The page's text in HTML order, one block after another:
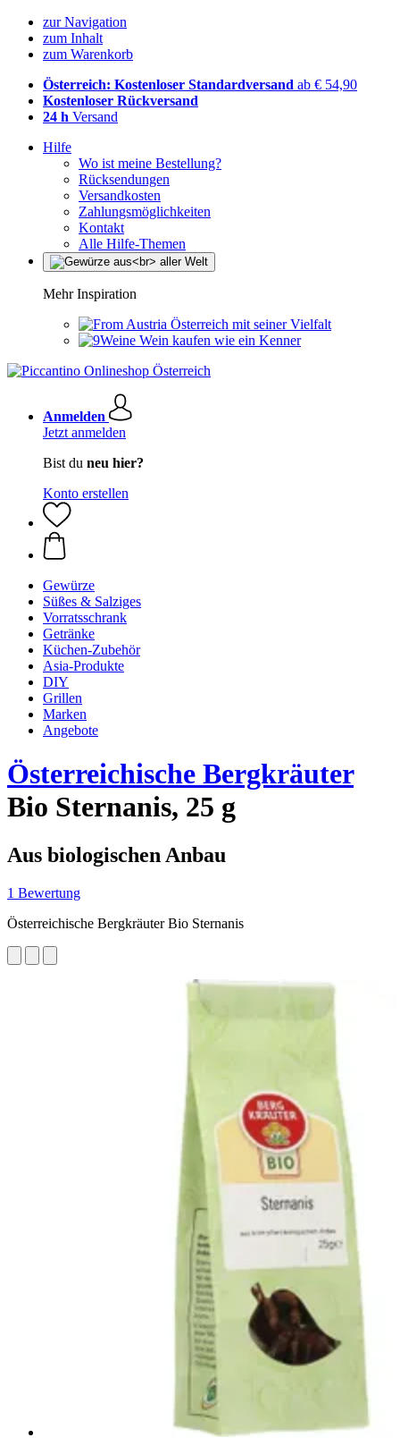
zur Navigation
zum Inhalt
zum Warenkorb
Österreich: Kostenloser Standardversand ab € 54,90
Kostenloser Rückversand
24 h Versand
Hilfe
Wo ist meine Bestellung?
Rücksendungen
Versandkosten
Zahlungsmöglichkeiten
Kontakt
Alle Hilfe-Themen
Mehr Inspiration
Österreich mit seiner Vielfalt
Wein kaufen wie ein Kenner
Anmelden
Jetzt anmelden
Bist du neu hier?
Konto erstellen
Gewürze
Süßes & Salziges
Vorratsschrank
Getränke
Küchen-Zubehör
Asia-Produkte
DIY
Grillen
Marken
Angebote
Österreichische Bergkräuter
Bio Sternanis, 25 g
Aus biologischen Anbau
1 Bewertung
Österreichische Bergkräuter Bio Sternanis